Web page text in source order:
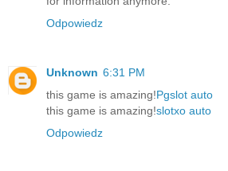
Odpowiedz
Unknown 6:31 PM
this game is amazing!Pgslot auto
this game is amazing!slotxo auto
Odpowiedz